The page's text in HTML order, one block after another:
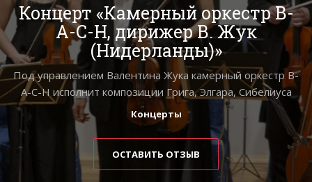
Концерт «Камерный оркестр В-
А-С-Н, дирижер В. Жук
(Нидерланды)»
Под управлением Валентина Жука камерный оркестр В-
А-С-Н исполнит композиции Грига, Элгара, Сибелиуса
Концерты
ОСТАВИТЬ ОТЗЫВ